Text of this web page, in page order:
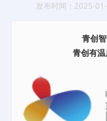
发布时间：2025-
青创
青创有